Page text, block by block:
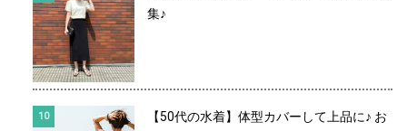
集♪
【50代の水着】体型カバーして上品に♪ お